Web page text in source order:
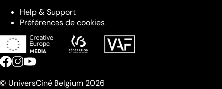
Help & Support
Préférences de cookies
© UniversCiné Belgium 2026